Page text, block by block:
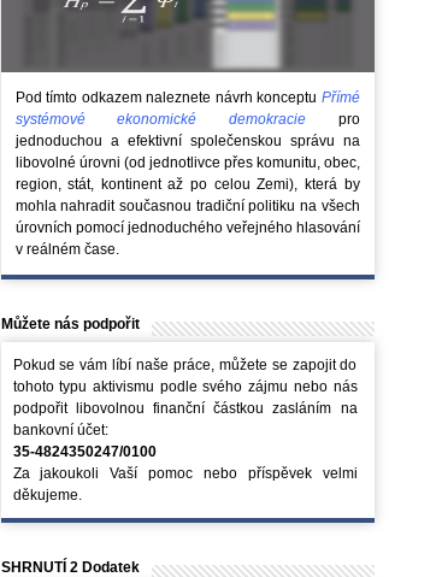
Pod tímto odkazem naleznete návrh konceptu Přímé
systémové ekonomické demokracie pro
jednoduchou a efektivní společenskou správu na
libovolné úrovni (od jednotlivce přes komunitu, obec,
region, stát, kontinent až po celou Zemi), která by
mohla nahradit současnou tradiční politiku na všech
úrovních pomocí jednoduchého veřejného hlasování
v reálném čase.
Můžete nás podpořit
Pokud se vám líbí naše práce, můžete se zapojit do
tohoto typu aktivismu podle svého zájmu nebo nás
podpořit libovolnou finanční částkou zasláním na
bankovní účet:
35-4824350247/0100
Za jakoukoli Vaší pomoc nebo příspěvek velmi
děkujeme.
SHRNUTÍ 2 Dodatek